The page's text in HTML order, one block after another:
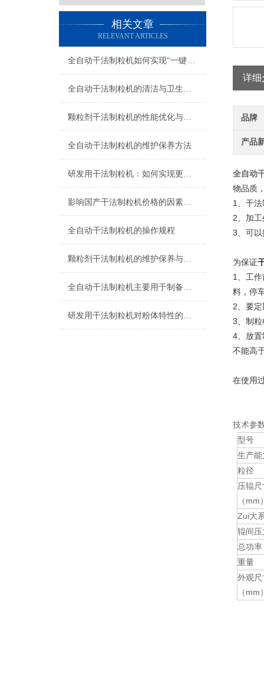
相关文章
RELEVANT ARTICLES
全自动干法制粒机如何实现“一键式”生产？
全自动干法制粒机的清洁与卫生标准
颗粒剂干法制粒机的性能优化与调试技巧
全自动干法制粒机的维护保养方法
研发用干法制粒机：如何实现更均匀的颗粒分布？
影响国产干法制粒机价格的因素大揭秘
全自动干法制粒机的操作规程
颗粒剂干法制粒机的维护保养与清洁消毒方法
全自动干法制粒机主要用于制备各种干颗粒药品
研发用干法制粒机对粉体特性的影响
详细
品牌
产品
全自动
物品质
1、干
2、加
3、可
为保证
1、工
料，停
2、要
3、制
4、放
不能高
在使用
技术参
型号
生产能
粒径
压辊尺
（mm
Zui大
辊间压
总功率
重量
外观尺
（mm